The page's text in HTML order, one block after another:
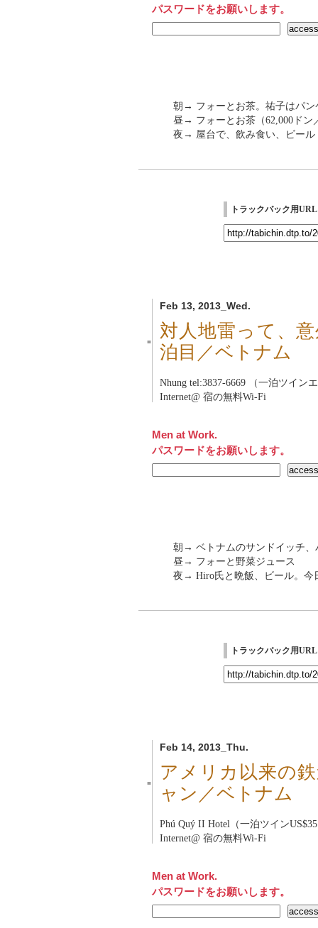
パスワードをお願いします。
朝→ フォーとお茶。祐子はパン
昼→ フォーとお茶（62,000ドン
夜→ 屋台で、飲み食い、ビール
トラックバック用URL
Feb 13, 2013_Wed.
■
対人地雷って、
泊目／ベトナム
Nhung tel:3837-6669 （一泊ツイン
Internet@ 宿の無料Wi-Fi
Men at Work.
パスワードをお願いします。
朝→ ベトナムのサンドイッチ、
昼→ フォーと野菜ジュース
夜→ Hiro氏と晩飯、ビール。今
トラックバック用URL
Feb 14, 2013_Thu.
■
アメリカ以来の
ャン／ベトナム
Phú Quý II Hotel（一泊ツイン
Internet@ 宿の無料Wi-Fi
Men at Work.
パスワードをお願いします。